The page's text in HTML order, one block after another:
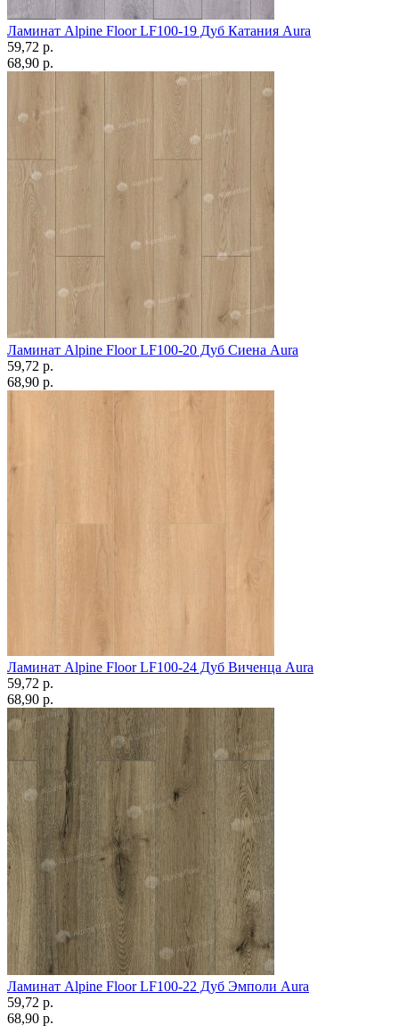
Ламинат Alpine Floor LF100-19 Дуб Катания Aura
59,72 p.
68,90 p.
Ламинат Alpine Floor LF100-20 Дуб Сиена Aura
59,72 p.
68,90 p.
Ламинат Alpine Floor LF100-24 Дуб Виченца Aura
59,72 p.
68,90 p.
Ламинат Alpine Floor LF100-22 Дуб Эмполи Aura
59,72 p.
68,90 p.